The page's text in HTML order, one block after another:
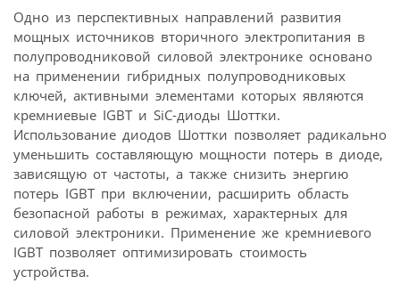
Одно из перспективных направлений развития
мощных источников вторичного электропитания в
полупроводниковой силовой электронике основано
на применении гибридных полупроводниковых
ключей, активными элементами которых являются
кремниевые IGBT и SiC-диоды Шоттки.
Использование диодов Шоттки позволяет радикально
уменьшить составляющую мощности потерь в диоде,
зависящую от частоты, а также снизить энергию
потерь IGBT при включении, расширить область
безопасной работы в режимах, характерных для
силовой электроники. Применение же кремниевого
IGBT позволяет оптимизировать стоимость
устройства.